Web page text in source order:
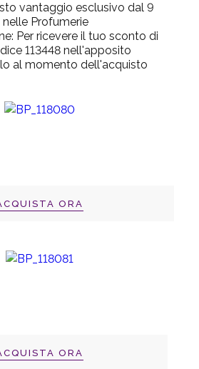
vantaggio esclusivo dal 9
Profumerie
Per ricevere il tuo sconto di
113448 nell'apposito
al momento dell'acquisto
ORA
ORA